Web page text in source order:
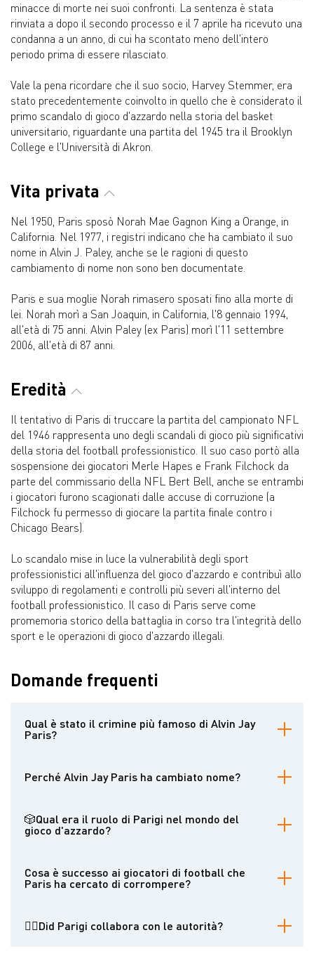
minacce di morte nei suoi confronti. La sentenza è stata
rinviata a dopo il secondo processo e il 7 aprile ha ricevuto una
condanna a un anno, di cui ha scontato meno dell'intero
periodo prima di essere rilasciato.
Vale la pena ricordare che il suo socio, Harvey Stemmer, era
stato precedentemente coinvolto in quello che è considerato il
primo scandalo di gioco d'azzardo nella storia del basket
universitario, riguardante una partita del 1945 tra il Brooklyn
College e l'Università di Akron.
Vita privata
Nel 1950, Paris sposò Norah Mae Gagnon King a Orange, in
California. Nel 1977, i registri indicano che ha cambiato il suo
nome in Alvin J. Paley, anche se le ragioni di questo
cambiamento di nome non sono ben documentate.
Paris e sua moglie Norah rimasero sposati fino alla morte di
lei. Norah morì a San Joaquin, in California, l'8 gennaio 1994,
all'età di 75 anni. Alvin Paley (ex Paris) morì l'11 settembre
2006, all'età di 87 anni.
Eredità
Il tentativo di Paris di truccare la partita del campionato NFL
del 1946 rappresenta uno degli scandali di gioco più significativi
della storia del football professionistico. Il suo caso portò alla
sospensione dei giocatori Merle Hapes e Frank Filchock da
parte del commissario della NFL Bert Bell, anche se entrambi
i giocatori furono scagionati dalle accuse di corruzione (a
Filchock fu permesso di giocare la partita finale contro i
Chicago Bears).
Lo scandalo mise in luce la vulnerabilità degli sport
professionistici all'influenza del gioco d'azzardo e contribuì allo
sviluppo di regolamenti e controlli più severi all'interno del
football professionistico. Il caso di Paris serve come
promemoria storico della battaglia in corso tra l'integrità dello
sport e le operazioni di gioco d'azzardo illegali.
Domande frequenti
Qual è stato il crimine più famoso di Alvin Jay
Paris?
due giocatori di football dei New York Giants, Merle Hapes e Frank
Filchock, offrendo loro 2.500 dollari ciascuno per lanciare la
legate al gioco d'azzardo nella storia della NFL.
Perché Alvin Jay Paris ha cambiato nome?
Alvin J. Paley. Sebbene le ragioni esatte di questo cambiamento di
nome non siano ben documentate, tali cambiamenti vengono
spesso effettuati per stabilire una nuova identità, in particolare
🎲Qual era il ruolo di Parigi nel mondo del
gioco d'azzardo?
scommettitori con sede a Elizabeth, nel New Jersey. Tra le sue
responsabilità c'era quella di avvicinare e corrompere gli atleti
per truccare gli eventi sportivi, manipolando così i risultati delle
Cosa è successo ai giocatori di football che
Paris ha cercato di corrompere?
accuse di corruzione, il commissario della NFL Bert Bell li
sospese inizialmente. Filchock fu autorizzato a giocare l'ultima
👮‍♂️Did Parigi collabora con le autorità?